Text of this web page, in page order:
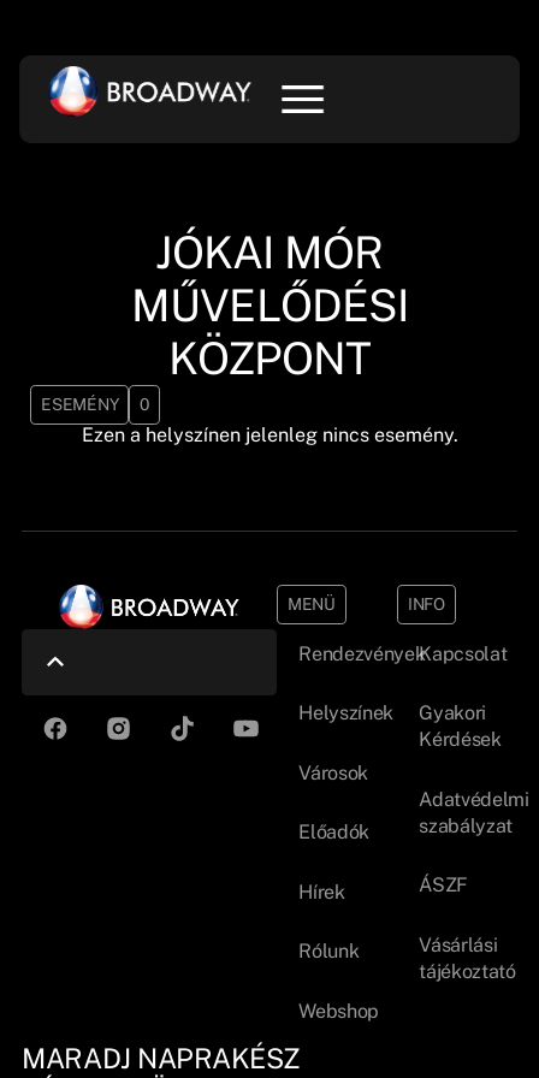
JÓKAI MÓR
MŰVELŐDÉSI
KÖZPONT
ESEMÉNY 0
Ezen a helyszínen jelenleg nincs esemény.
MENÜ
Rendezvények
Helyszínek
Városok
Előadók
Hírek
Rólunk
Webshop
INFO
Kapcsolat
Gyakori
Kérdések
Adatvédelmi
szabályzat
ÁSZF
Vásárlási
tájékoztató
MARADJ NAPRAKÉSZ